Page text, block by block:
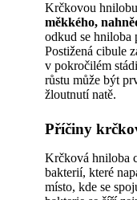
Krčkovou
měkkého,
odkud se hniloba
Postižená cibule
v pokročilém
růstu může být
žloutnutí natě.
Příčiny
Krčková hniloba
bakterií, které
místo, kde se